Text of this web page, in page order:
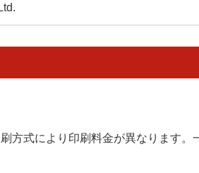
方式により印刷料金が異なります。